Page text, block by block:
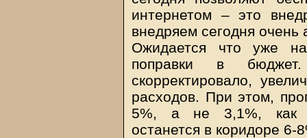
интернетом – это
внедряем сегодня очень
Ожидается что уже
поправки в бюджет.
скорректировало,
расходов. При этом,
5%, а не 3,1%, как
останется в коридоре 6-